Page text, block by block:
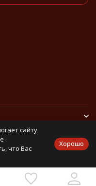
сайта
сайту
что Вас
Хорошо